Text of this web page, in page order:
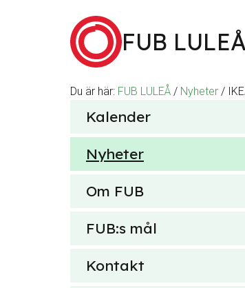
FUB LULEÅ
efter
Du är här: FUB LULEÅ / Nyheter /
Kalender
Nyheter
Om FUB
FUB:s mål
Kontakt